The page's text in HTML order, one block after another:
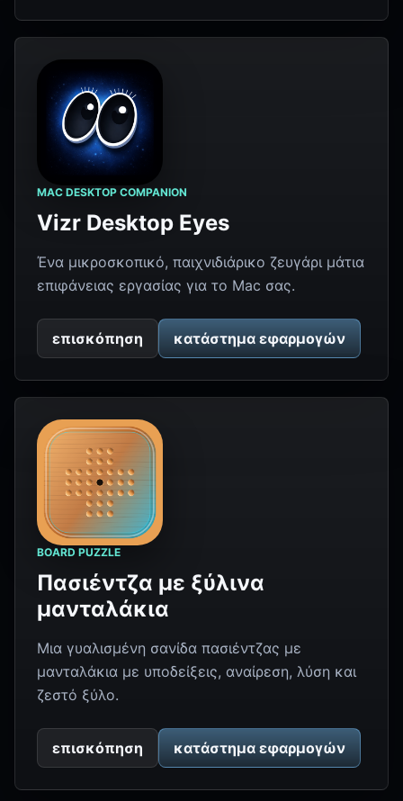
MAC DESKTOP COMPANION
Vizr Desktop Eyes
Ένα μικροσκοπικό, παιχνιδιάρικο ζευγάρι μάτια
επιφάνειας εργασίας για το Mac σας.
επισκόπηση κατάστημα εφαρμογών
BOARD PUZZLE
Πασιέντζα με ξύλινα
μανταλάκια
Μια γυαλισμένη σανίδα πασιέντζας με
μανταλάκια με υποδείξεις, αναίρεση, λύση και
ζεστό ξύλο.
επισκόπηση κατάστημα εφαρμογών